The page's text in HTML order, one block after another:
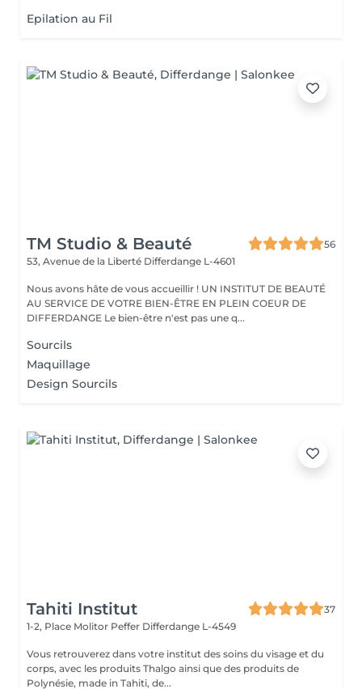
Epilation au Fil
TM Studio & Beauté
56
53, Avenue de la Liberté Differdange L-4601
Nous avons hâte de vous accueillir ! UN INSTITUT DE BEAUTÉ
AU SERVICE DE VOTRE BIEN-ÊTRE EN PLEIN COEUR DE
DIFFERDANGE Le bien-être n'est pas une q...
Sourcils
Maquillage
Design Sourcils
Tahiti Institut
37
1-2, Place Molitor Peffer Differdange L-4549
Vous retrouverez dans votre institut des soins du visage et du
corps, avec les produits Thalgo ainsi que des produits de
Polynésie, made in Tahiti, de...